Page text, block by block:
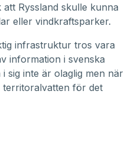
Ryssland skulle kunna
eller vindkraftsparker.
infrastruktur tros vara
information i svenska
sig inte är olaglig men när
territoralvatten för det